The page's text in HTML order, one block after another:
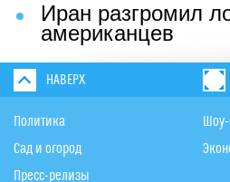
Иран разгромил
американцев
НАВЕРХ
Политика
Сад и огород
Пресс-релизы